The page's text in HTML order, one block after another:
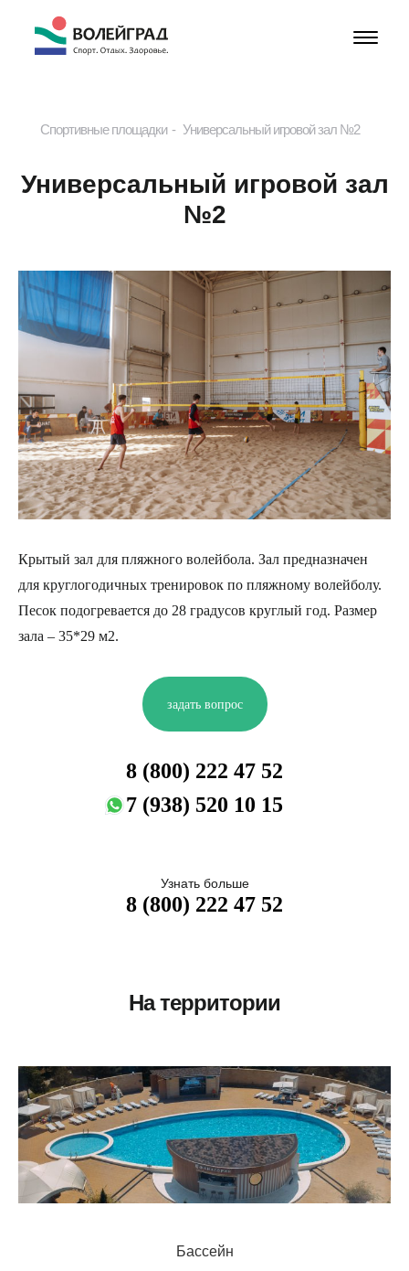
Спортивные площадки Универсальный игровой зал №2
Универсальный игровой зал
№2
Крытый зал для пляжного волейбола. Зал предназначен
для круглогодичных тренировок по пляжному волейболу.
Песок подогревается до 28 градусов круглый год. Размер
зала – 35*29 м2.
задать вопрос
8 (800) 222 47 52
7 (938) 520 10 15
Узнать больше
8 (800) 222 47 52
На территории
Бассейн